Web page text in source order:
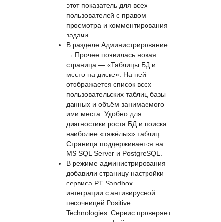
планированиякатегории нового
режима администрирования
добавили опцию «Не
ограничивать видимость
трудозатрат» — она отображает
этот показатель для всех
пользователей с правом
просмотра и комментирования
задачи.
В разделе Администрирование
→ Прочее появилась новая
страница — «Таблицы БД и
место на диске». На ней
отображается список всех
пользовательских таблиц базы
данных и объём занимаемого
ими места. Удобно для
диагностики роста БД и поиска
наиболее «тяжёлых» таблиц.
Страница поддерживается на
MS SQL Server и PostgreSQL.
В режиме администрирования